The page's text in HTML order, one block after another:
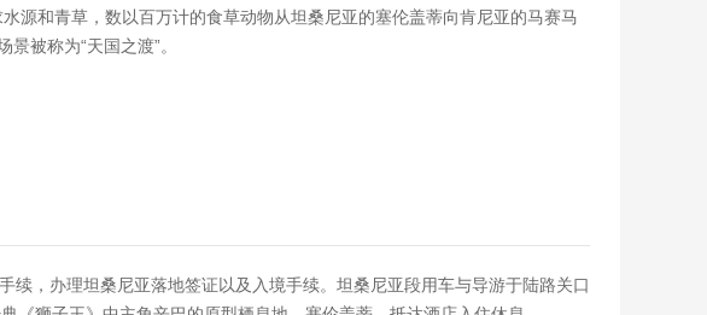
源和青草，数以百万计的食草动物从坦桑尼亚的塞伦盖蒂向肯尼亚的马赛马
被称为“天国之渡”。
，办理坦桑尼亚落地签证以及入境手续。坦桑尼亚段用车与导游于陆路关口